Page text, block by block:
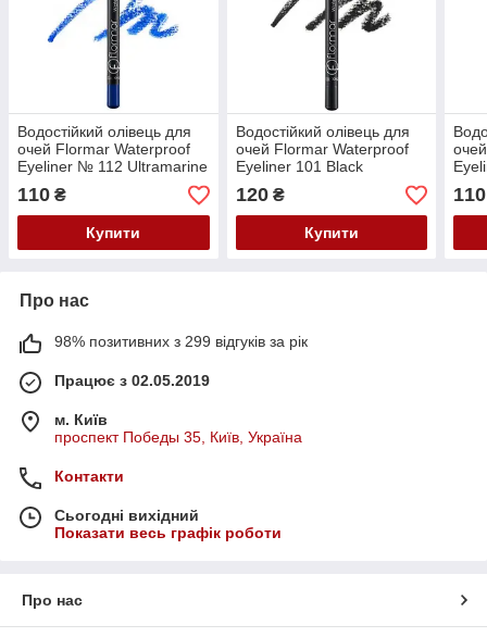
Водостійкий олівець для
очей Flormar Waterproof
Eyeliner № 112 Ultramarine
Blue (Синій)
110 ₴
Купити
Водостійкий олівець для
очей Flormar Waterproof
Eyeliner 101 Black
(Чорний)
120₴
Купити
110
Про нас
98% позитивних з 299 відгуків за рік
Працює з 02.05.2019
м. Київ
проспект Победы 35, Київ, Україна
Контакти
Сьогодні вихідний
Показати весь графік роботи
Про нас